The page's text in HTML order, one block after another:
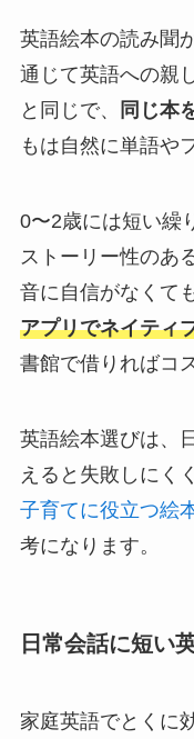
英語絵本の読み聞
通じて英語への親
と同じで、
同じ本
もは自然に単語や
0〜2歳には短い繰
ストーリー性のあ
音に自信がなくて
アプリでネイティ
書館で借りればコ
英語絵本選びは、
えると失敗しにく
子育てに役立つ絵
考になります。
日常会話に短い
家庭英語でとくに